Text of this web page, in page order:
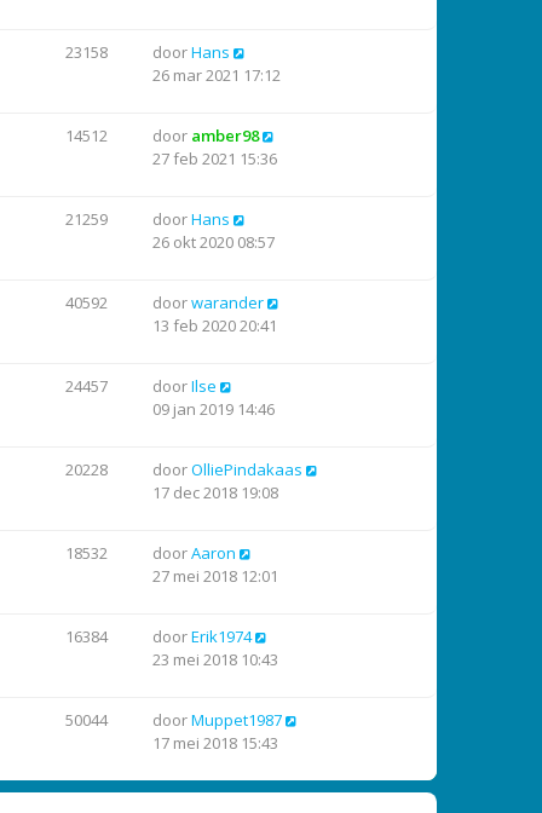
23158 doorHans
26 mar 2021 17:12
14512 door amber98
27 feb 2021 15:36
21259 doorHans
26 okt 2020 08:57
40592 doorwarander
13 feb 2020 20:41
24457 doorIlse
09 jan 2019 14:46
20228 doorOlliePindakaas
17 dec 2018 19:08
18532 doorAaron
27 mei 2018 12:01
16384 doorErik1974
23 mei 2018 10:43
50044 doorMuppet1987
17 mei 2018 15:43